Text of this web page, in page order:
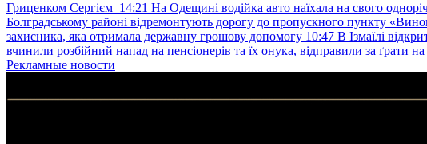
Гриценком Сергієм 14:21 На Одещині водійка авто наїхала на свого
Болградському районі відремонтують дорогу до пропускного пункту
захисника, яка отримала державну грошову допомогу 10:47 В Ізмаїлі
вчинили розбійний напад на пенсіонерів та їх онука, відправили за ґрати
Рекламные новости